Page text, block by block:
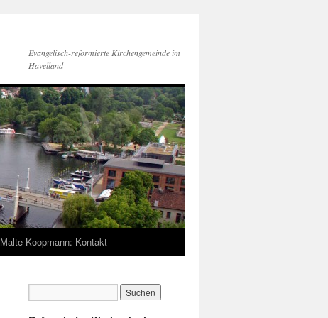
Evangelisch-reformierte Kirchengemeinde im
Havelland
Malte Koopmann: Kontakt